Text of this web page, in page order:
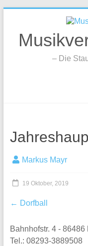
springen
– Die
Markus Mayr
19 Oktober, 2019
← Dorfball
Bahnhofstr. 4 - 86486
Tel.: 08293-3889508